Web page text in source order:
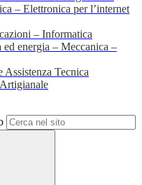
– Elettronica per l’internet
– Informatica
energia – Meccanica –
Tecnica